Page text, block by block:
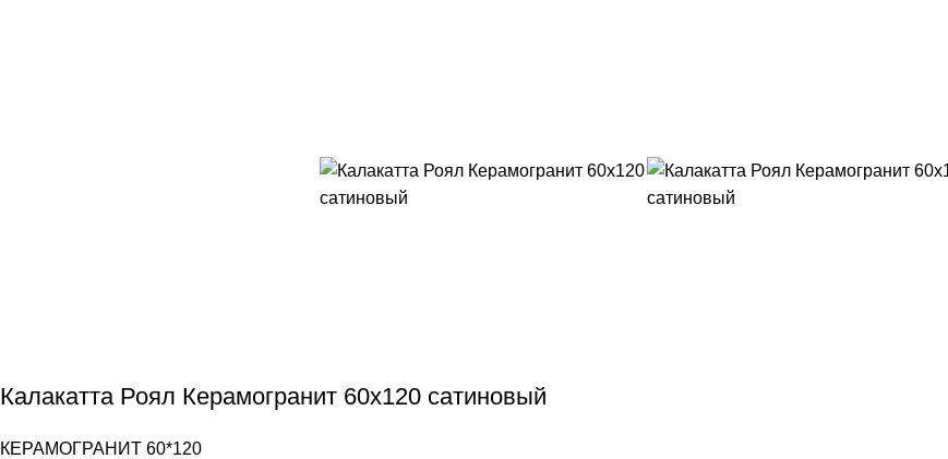
Калакатта Роял Керамогранит 60х120 сатиновый
КЕРАМОГРАНИТ 60*120